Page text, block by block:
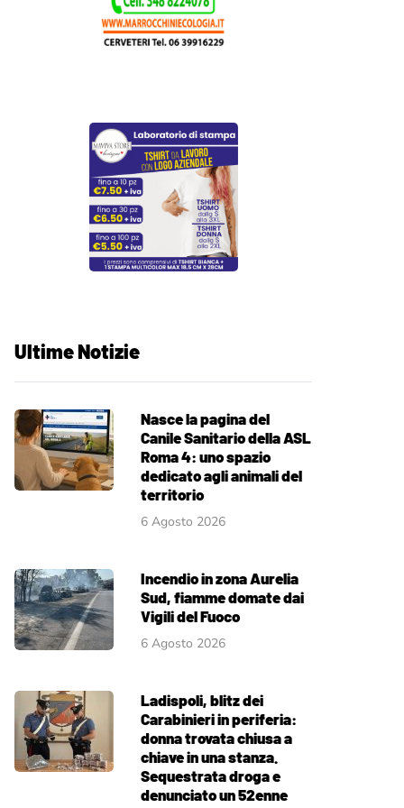
Ultime Notizie
Nasce la pagina del
Canile Sanitario della ASL
Roma 4: uno spazio
dedicato agli animali del
territorio
6 Agosto 2026
Incendio in zona Aurelia
Sud, fiamme domate dai
Vigili del Fuoco
6 Agosto 2026
Ladispoli, blitz dei
Carabinieri in periferia:
donna trovata chiusa a
chiave in una stanza.
Sequestrata droga e
denunciato un 52enne